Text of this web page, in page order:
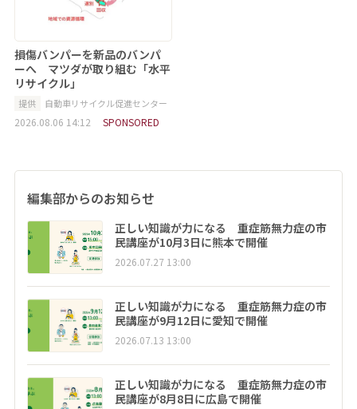
損傷バンパーを新品のバンパ
ーへ マツダが取り組む「水平
リサイクル」
提供 自動車リサイクル促進センター
2026.08.06 14:12 SPONSORED
編集部からのお知らせ
正しい知識が力になる 重症筋無力症の市
民講座が10月3日に熊本で開催
2026.07.27 13:00
正しい知識が力になる 重症筋無力症の市
民講座が9月12日に愛知で開催
2026.07.13 13:00
正しい知識が力になる 重症筋無力症の市
民講座が8月8日に広島で開催